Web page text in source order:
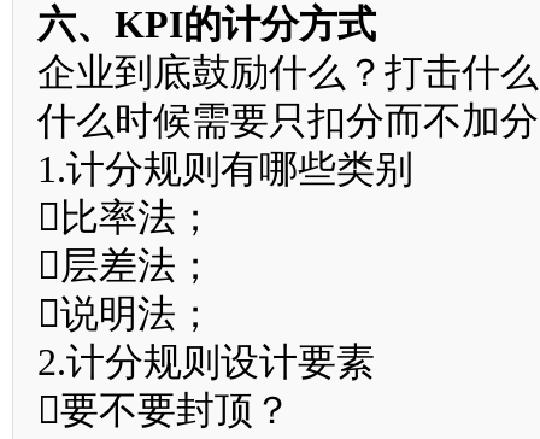
六、KPI的计分方式
企业到底鼓励什么？打击什
什么时候需要只扣分而不加
1.计分规则有哪些类别
比率法；
层差法；
说明法；
2.计分规则设计要素
要不要封顶？